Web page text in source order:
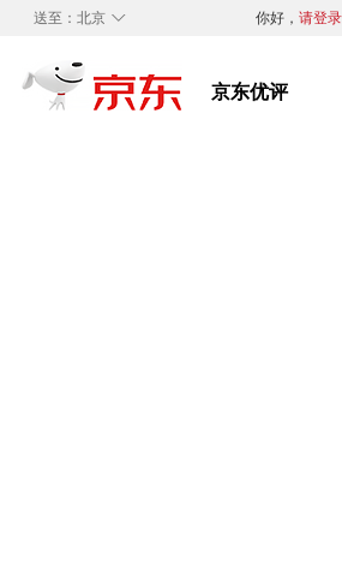
◇
送至： 北京 你好， 请登录